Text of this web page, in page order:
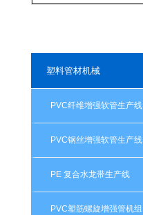
塑料管材机械
PVC纤维增强软管生产线
PVC钢丝增强软管生产线
PE 复合水龙带生产线
PVC塑筋螺旋增强管机组